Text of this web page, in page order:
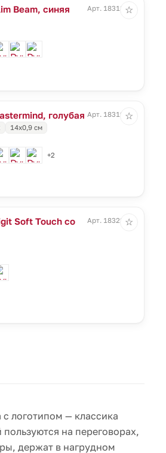
Beam, синяя
Арт. 18318.40
☆
голубая Арт. 18319.14
14х0,9 см
+2
☆
Soft Touch со
Арт. 18322.30
☆
логотипом — классика
на переговорах,
держат в нагрудном